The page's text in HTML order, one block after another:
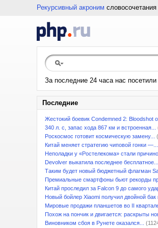
Рекурсивный акроним словосочетания
За последние 24 часа нас посетили
Последние
Жестокий боевик Condemned 2: Bloodshot
340 л. с, запас хода 867 км и встроенная...
Роскосмос готовит космическую замену...
Китай меняет стратегию чиповой гонки —...
Неполадки у «Ростелекома» стали
Devolver выкатила последнее бесплатное...
Таким будет новый бюджетный флагман
Премиальные смартфоны бьют рекорды
Китай проследил за Falcon 9 до самого
Новый бойлер Xiaomi получил двойной бак
Мировые продажи планшетов во II
Похож на пончик и двигается: раскрыты
Виновником сбоя в Рунете оказался...